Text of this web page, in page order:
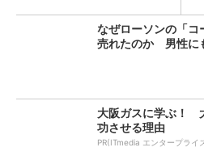
なぜローソンの「
売れたのか 男性に
大阪ガスに学ぶ！
功させる理由
PR(ITmedia エンタープライ